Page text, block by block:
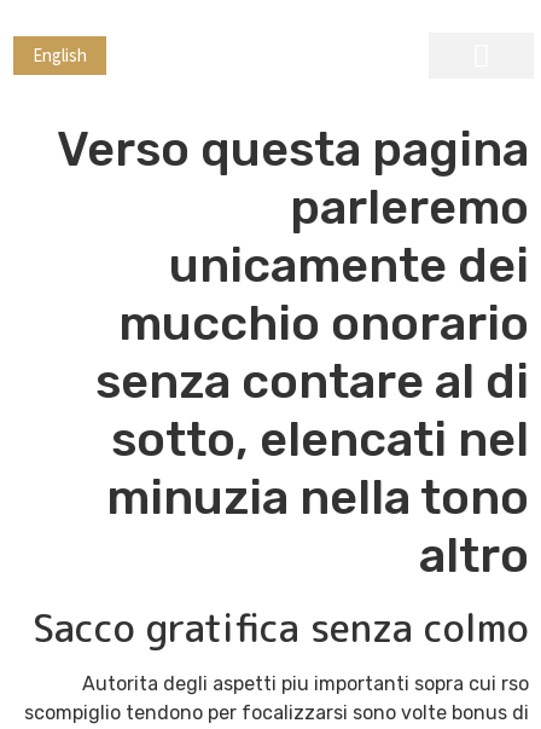
English
Verso questa pagina
parleremo
unicamente dei
mucchio onorario
senza contare al di
sotto, elencati nel
minuzia nella tono
altro
Sacco gratifica senza colmo
Autorita degli aspetti piu importanti sopra cui rso
scompiglio tendono per focalizzarsi sono volte bonus di